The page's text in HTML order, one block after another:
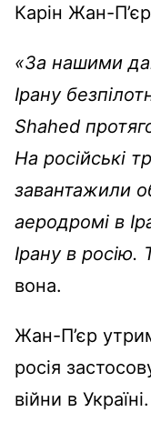
Карін Жан-
«За нашими
Ірану
Shahed
На російські
завантажили
аеродромі в
Ірану в росію.
вона.
Жан-П’єр
росія
війни в Україні.